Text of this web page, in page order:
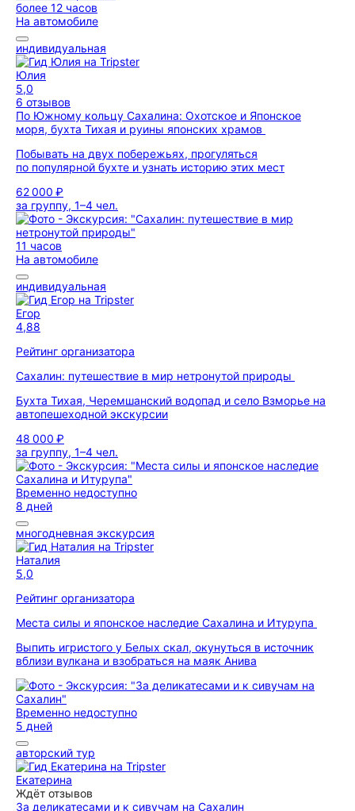
более 12 часов
На автомобиле
индивидуальная
Юлия
5,0
6 отзывов
По Южному кольцу Сахалина: Охотское и Японское
моря, бухта Тихая и руины японских храмов
Побывать на двух побережьях, прогуляться
по популярной бухте и узнать историю этих мест
62 000 ₽
за группу, 1–4 чел.
11 часов
На автомобиле
индивидуальная
Егор
4,88
Рейтинг организатора
Сахалин: путешествие в мир нетронутой природы
Бухта Тихая, Черемшанский водопад и село Взморье на
автопешеходной экскурсии
48 000 ₽
за группу, 1–4 чел.
Временно недоступно
8 дней
многодневная экскурсия
Наталия
5,0
Рейтинг организатора
Места силы и японское наследие Сахалина и Итурупа
Выпить игристого у Белых скал, окунуться в источник
вблизи вулкана и взобраться на маяк Анива
Временно недоступно
5 дней
авторский тур
Екатерина
Ждёт отзывов
За деликатесами и к сивучам на Сахалин